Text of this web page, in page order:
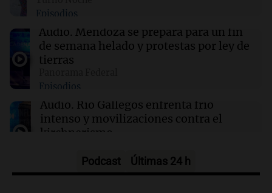
varios heridos tras el ataque
01:09 Mundo
La transformación de Hanói: modernización
Episodios
Audio. Mendoza se prepara para un fin
de semana helado y protestas por ley de
tierras
Episodios
Audio. Río Gallegos enfrenta frío
intenso y movilizaciones contra el
kirchnerismo
Audio.Debate en el Senado sobre
Podcast Últimas 24 h